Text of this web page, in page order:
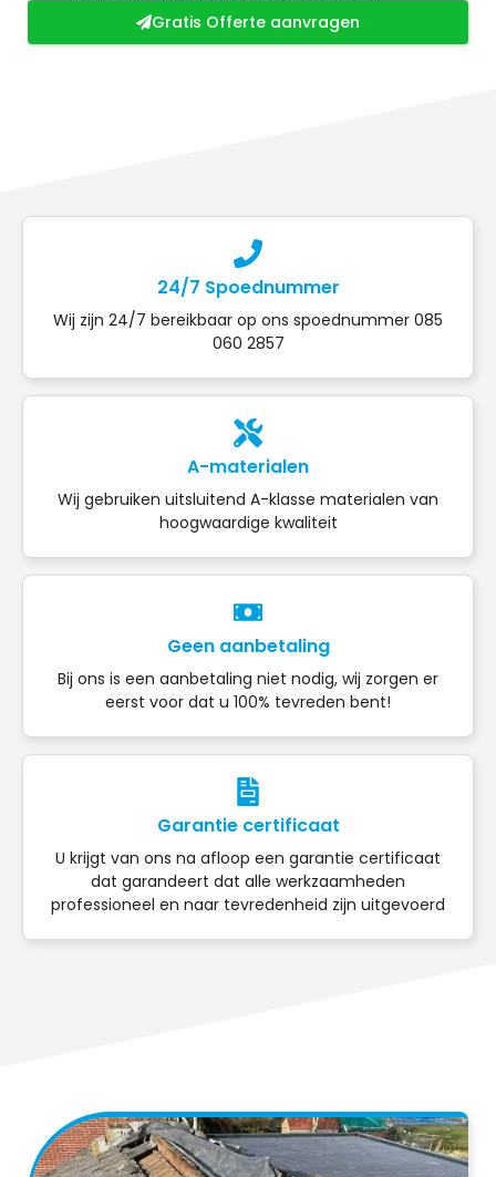
Gratis Offerte aanvragen
24/7 Spoednummer
Wij zijn 24/7 bereikbaar op ons spoednummer 085
060 2857
A-materialen
Wij gebruiken uitsluitend A-klasse materialen van
hoogwaardige kwaliteit
Geen aanbetaling
Bij ons is een aanbetaling niet nodig, wij zorgen er
eerst voor dat u 100% tevreden bent!
Garantie certificaat
U krijgt van ons na afloop een garantie certificaat
dat garandeert dat alle werkzaamheden
professioneel en naar tevredenheid zijn uitgevoerd